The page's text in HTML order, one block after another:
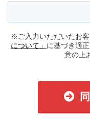
※ご入力いただいたお客
について」 に基づき適
意の上